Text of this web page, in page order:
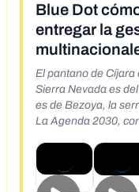
Blue Dot
entregar la
El pantano de Cíjara
Sierra Nevada es
es de Bezoya, la
La Agenda 2030,
el agua sana, toda
pertenece sino que
pagar. Sólamente